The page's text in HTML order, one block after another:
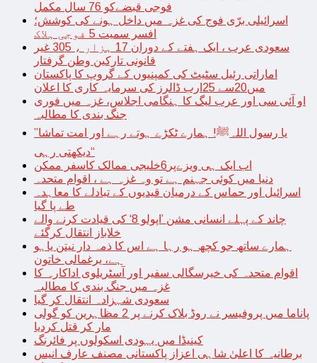
فوجی قبضےکو 76 سال مکمل
اسرائیلی برّی فوج کی غزہ میں داخل ہونے کی کوشش؛
افسر سمیت 5 فوجی ہلاک
سعودی عرب ، ایک ہفتے کے دوران 17 ہزار ، 305 غیر
قانونی تارکین وطن گرفتار
اماراتی رئیل سٹیٹ کی کمپنیوں کے گروپ کا پاکستان
میں20سے 25ارب ڈالرز کی سرمایہ کاری کا اعلان
او آئی سی اور عرب لیگ کا ہنگامی اجلاس، غزہ میں فوری
جنگ بندی کا مطالبہ
’’یا رسول اللہﷺ! ہمارے ٹکڑے ہوتے رہے اور امت تماشا
دیکھتی رہی‘‘
اب ایک ہی ویزےپر6خلیجی ممالک کاسفر ممکن
دنیا میں کوئی جہنم ہے تو وہ غزہ ہے ، اقوام متحدہ
اسرائیل اور حماس کے درمیان قیدیوں کے تبادلے کا معاہدہ
طے پا گیا
چاند کے پہلے انسانی مشن ’اپولو 8‘ کی قیادت کرنے والے
خلاباز انتقال کرگئے
ہمارے ساتھ جو کچھ ہو رہا ہے اس کا ذمہ دار نیتن یاہو
ہے، یرغمالی خاتون
اقوام متحدہ کی خیرسگالی سفیر اور آسٹریلوی اداکارہ کا
غزہ میں جنگ بندی کا مطالبہ
سعودی شہزادہ انتقال کر گیا
پاناما میں پروفیسر نے روڈ بلاک کرنے پر 2 مظاہرین کو گولی
مار کر قتل کردیا
کینیڈا میں یہودی اسکولوں پر فائرنگ
برطانیہ کا اعلیٰ شاہی اعزاز پاکستانی مصنف عارف انیس